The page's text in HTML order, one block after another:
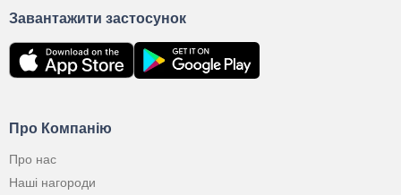
Про Компанію
Про нас
Наші нагороди
Завантажити застосунок